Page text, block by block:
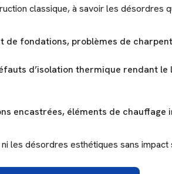
classique, à savoir les désordres
de fondations, problèmes de
d’isolation thermique rendant le
encastrées, éléments de chauffage
les désordres esthétiques sans impact